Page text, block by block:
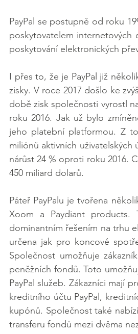
PayPal se postupně od roku
poskytovatelem internetových
poskytování elektronických
I přes to, že je PayPal již
zisky. V roce 2017 došlo ke
době zisk společnosti vyrostl
roku 2016. Jak už bylo
jeho platební platformou. Z
miliónů aktivních
nárůst 24 % oproti roku 2016.
450 miliard dolarů.
Páteř PayPalu je tvořena
Xoom a Paydiant products.
dominantním řešením na trhu
určena jak pro koncové
Společnost umožňuje
peněžních fondů. Toto
PayPal služeb. Zákazníci mají
kreditního účtu PayPal,
kupónů. Společnost také
transferu fondů mezi dvěma